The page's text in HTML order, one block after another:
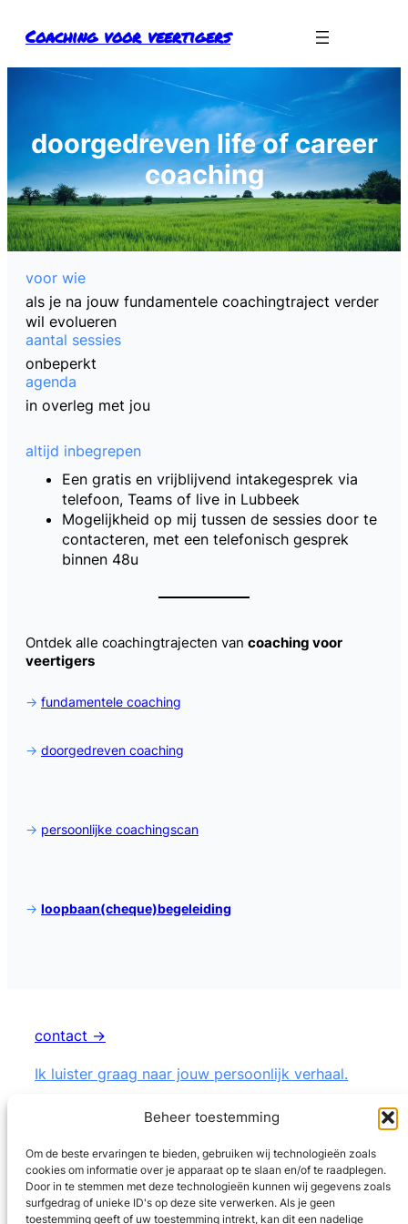
Beheer toestemming
Om de beste ervaringen te bieden, gebruiken wij technologieën zoals
cookies om informatie over je apparaat op te slaan en/of te raadplegen.
Door in te stemmen met deze technologieën kunnen wij gegevens zoals
surfgedrag of unieke ID's op deze site verwerken. Als je geen
toestemming geeft of uw toestemming intrekt, kan dit een nadelige
naarCoaching voor veertigers
doorgedreven life of career
coaching
voor wie
als je na jouw fundamentele coachingtraject verder
wil evolueren
aantal sessies
onbeperkt
agenda
in overleg met jou
altijd inbegrepen
Een gratis en vrijblijvend intakegesprek via
telefoon, Teams of live in Lubbeek
Mogelijkheid op mij tussen de sessies door te
contacteren, met een telefonisch gesprek
binnen 48u
Ontdek alle coachingtrajecten van coaching voor
veertigers
-> fundamentele coaching
-> doorgedreven coaching
-> persoonlijke coachingscan
-> loopbaan(cheque)begeleiding
contact →
Ik luister graag naar jouw persoonlijk verhaal.
LinkedIn